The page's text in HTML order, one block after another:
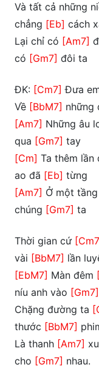
Và tất cả những
chẳng [Eb] cách
Lại chỉ có [Am7]
có [Gm7] đôi ta
ĐK: [Cm7] Đưa
Về [BbM7] những
[Am7] Những âu
qua [Gm7] tay
[Cm] Ta thêm lần
ao đã [Eb] từng
[Am7] Ở một
chúng [Gm7] ta
Thời gian cứ
vài [BbM7] lần
[EbM7] Màn đêm
níu anh vào [Gm7]
Chặng đường ta
thước [BbM7]
Là thanh [Am7]
cho [Gm7] nhau.